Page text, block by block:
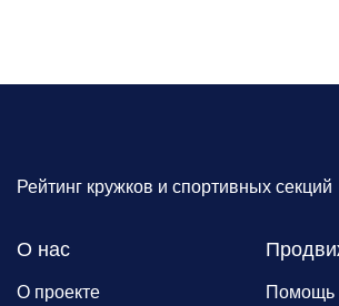
Рейтинг кружков и спортивных секций
О нас
О проекте
Помощь